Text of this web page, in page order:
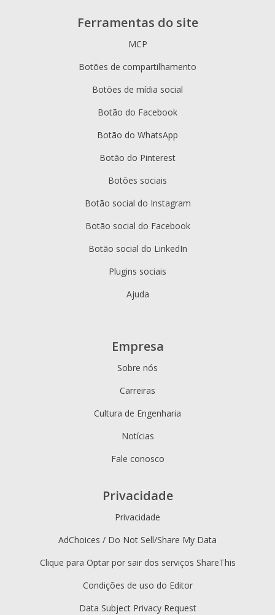
Ferramentas do site
MCP
Botões de compartilhamento
Botões de mídia social
Botão do Facebook
Botão do WhatsApp
Botão do Pinterest
Botões sociais
Botão social do Instagram
Botão social do Facebook
Botão social do LinkedIn
Plugins sociais
Ajuda
Empresa
Sobre nós
Carreiras
Cultura de Engenharia
Notícias
Fale conosco
Privacidade
Privacidade
AdChoices / Do Not Sell/Share My Data
Clique para Optar por sair dos serviços ShareThis
Condições de uso do Editor
Data Subject Privacy Request